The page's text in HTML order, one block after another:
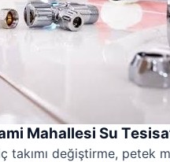
Mahallesi Su
değiştirme, petek